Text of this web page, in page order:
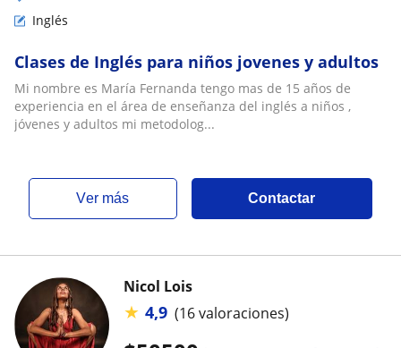
Inglés
Clases de Inglés para niños jovenes y adultos
Mi nombre es María Fernanda tengo mas de 15 años de
experiencia en el área de enseñanza del inglés a niños ,
jóvenes y adultos mi metodolog...
ver más Contactar
Nicol Lois
★ 4,9 (16 valoraciones)